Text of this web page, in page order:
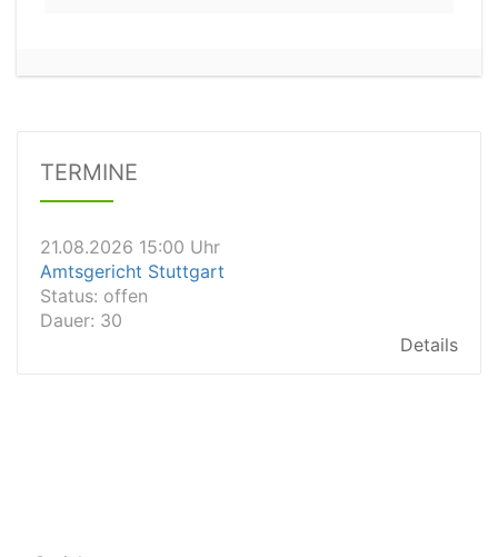
TERMINE
21.08.2026 15:00 Uhr
Amtsgericht Stuttgart
Dauer: 30
21.08.2026 14:30 Uhr
Amtsgericht Ulm